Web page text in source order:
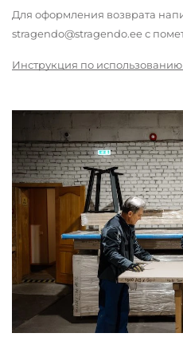
Для оформления возврата
stragendo@stragendo.ee с
Инструкция по